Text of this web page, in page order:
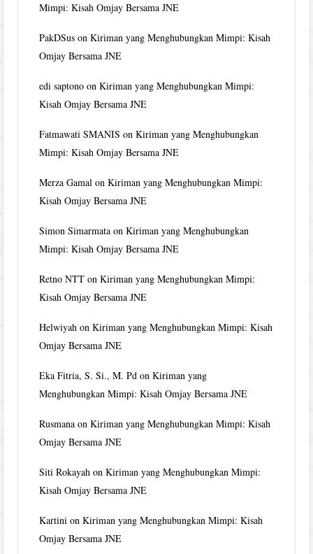
Mimpi: Kisah Omjay Bersama JNE
PakDSus onKiriman yang Menghubungkan Mimpi: Kisah
Omjay Bersama JNE
edi saptono onKiriman yang Menghubungkan Mimpi:
Kisah Omjay Bersama JNE
Fatmawati SMANIS onKiriman yang Menghubungkan
Mimpi: Kisah Omjay Bersama JNE
Merza Gamal onKiriman yang Menghubungkan Mimpi:
Kisah Omjay Bersama JNE
Simon Simarmata onKiriman yang Menghubungkan
Mimpi: Kisah Omjay Bersama JNE
Retno NTT onKiriman yang Menghubungkan Mimpi:
Kisah Omjay Bersama JNE
Helwiyah onKiriman yang Menghubungkan Mimpi: Kisah
Omjay Bersama JNE
Eka Fitria, S. Si., M. Pd onKiriman yang
Menghubungkan Mimpi: Kisah Omjay Bersama JNE
Rusmana onKiriman yang Menghubungkan Mimpi: Kisah
Omjay Bersama JNE
Siti Rokayah onKiriman yang Menghubungkan Mimpi:
Kisah Omjay Bersama JNE
Kartini onKiriman yang Menghubungkan Mimpi: Kisah
Omjay Bersama JNE